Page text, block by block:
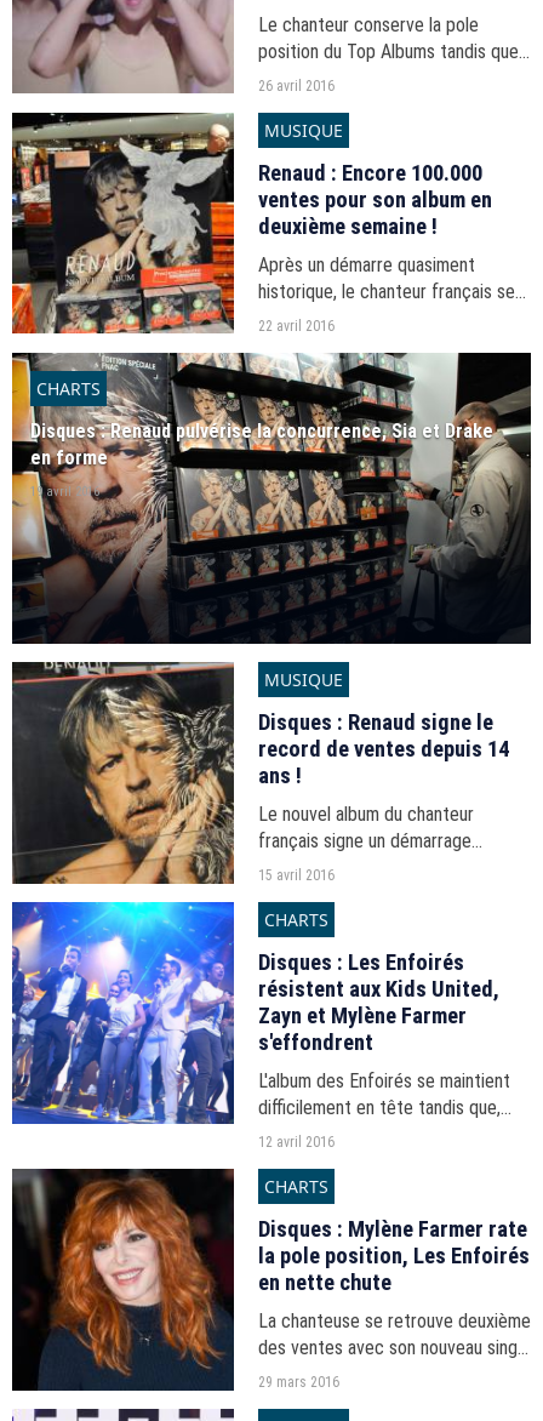
Le chanteur conserve la pole
position du Top Albums tandis que,
côté singles, Sia se hisse en tête
devant Drake niveau ventes.
26 avril 2016
MUSIQUE
Renaud : Encore 100.000
ventes pour son album en
deuxième semaine !
Après un démarre quasiment
historique, le chanteur français se
maintient en tête du Top Albums
22 avril 2016
CHARTS
Disques : Renaud pulvérise la concurrence, Sia et Drake
en forme
19 avril 2016
MUSIQUE
Disques : Renaud signe le
record de ventes depuis 14
ans !
Le nouvel album du chanteur
français signe un démarrage
tonitruant dans les charts.
15 avril 2016
CHARTS
Disques : Les Enfoirés
résistent aux Kids United,
Zayn et Mylène Farmer
s'effondrent
L'album des Enfoirés se maintient
difficilement en tête tandis que,
côté singles, la chanteuse française
"City of Love".
12 avril 2016
CHARTS
Disques : Mylène Farmer rate
la pole position, Les Enfoirés
en nette chute
La chanteuse se retrouve deuxième
des ventes avec son nouveau single
tandis que l'album caritatif affiche
29 mars 2016